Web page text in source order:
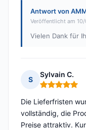
Antwort von
Veröffentlicht am
Vielen Dank für
S
Sylvain C.
Hinweis: 5
Die Lieferfristen
vollständig, die
Preise attraktiv.